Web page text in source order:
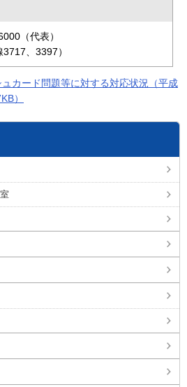
（代表）
、3397）
カード問題等に対する対応状況（平成
）